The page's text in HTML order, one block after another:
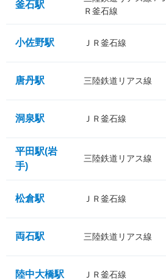
釜石駅
Ｒ釜石線
小佐野駅 ＪＲ釜石線
唐丹駅 三陸鉄道リアス線
洞泉駅 ＪＲ釜石線
平田駅(岩
手)
三陸鉄道リアス線
松倉駅 ＪＲ釜石線
両石駅 三陸鉄道リアス線
陸中大橋駅 ＪＲ釜石線